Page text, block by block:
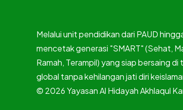
Melalui unit pendidikan dari PAUD
mencetak generasi "SMART" (Sehat,
Ramah, Terampil) yang siap bersaing di
global tanpa kehilangan jati diri
© 2026 Yayasan Al Hidayah Akhlaqul